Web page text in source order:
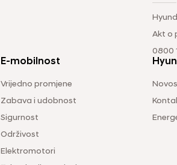
Akt o
0800
E-mobilnost
Vrijedno promjene
Zabava i udobnost
Sigurnost
Održivost
Elektromotori